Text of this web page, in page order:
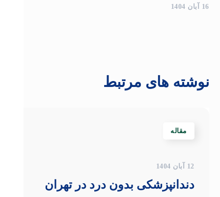
16 آبان 1404
نوشته های مرتبط
مقاله
12 آبان 1404
دندانپزشکی بدون درد در تهران